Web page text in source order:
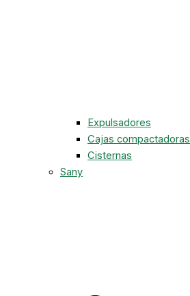
Expulsadores
Cajas compactadoras
Cisternas
Sany